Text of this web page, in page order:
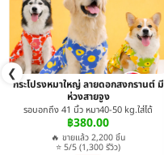
❮
กระโปรงหมาใหญ่ ลายดอกสงกรานต์ มี
ห่วงสายจูง
รอบอกถึง 41 นิ้ว หมา40-50 kg.ใส่ได้
฿380.00
🔥 ขายแล้ว 2,200 ชิ้น
⭐ 5/5 (1,300 รีวิว)